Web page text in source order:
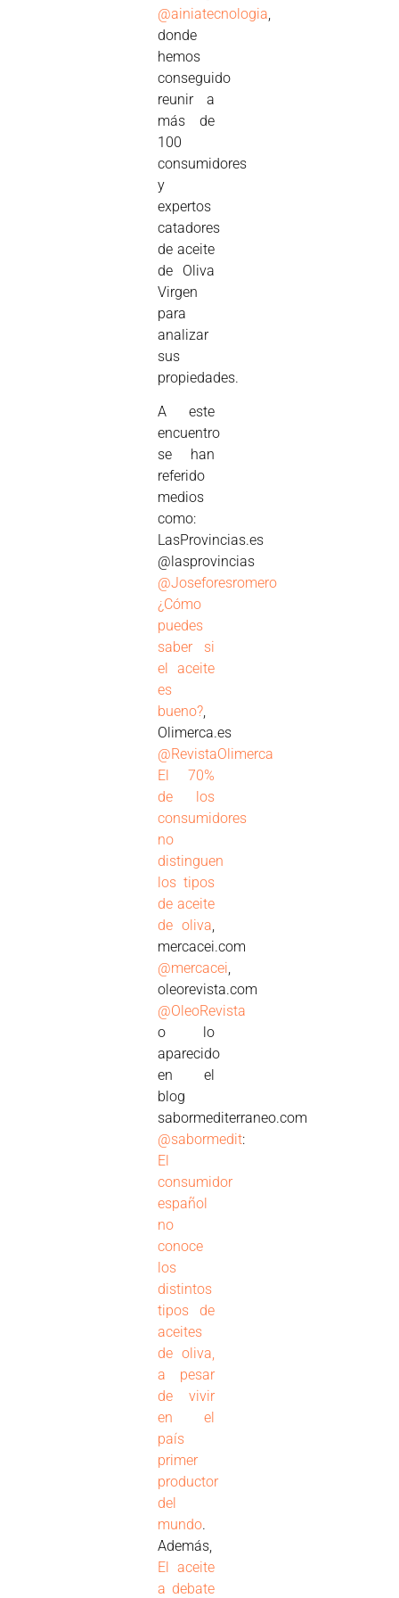
@ainiatecnologia
donde
hemos
conseguido
reunir a
más de
100
consumidores
y
expertos
catadores
de aceite
de Oliva
Virgen
para
analizar
sus
propiedades.
A este
encuentro
se han
referido
medios
como:
LasProvincias.es
@lasprovincias
@Joseforesromero
¿Cómo
puedes
saber si
el aceite
es
bueno?,
Olimerca.es
@RevistaOlimerca
El 70%
de los
consumidores
no
distinguen
los tipos
de aceite
de oliva,
mercacei.com
@mercacei,
oleorevista.com
@OleoRevista
o lo
aparecido
en el
blog
sabormediterraneo.com
@sabormedit:
El
consumidor
español
no
conoce
los
distintos
tipos de
aceites
de oliva,
a pesar
de vivir
en el
país
primer
productor
del
mundo.
Además,
El aceite
a debate